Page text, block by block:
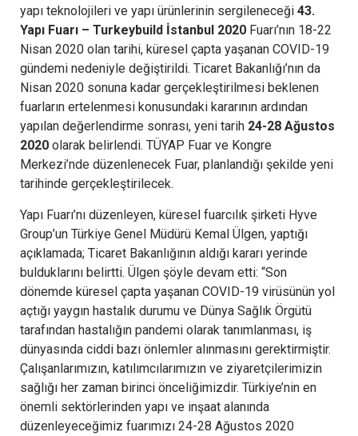
yapı teknolojileri ve yapı ürünlerinin sergileneceği 43.
Yapı Fuarı – Turkeybuild İstanbul 2020 Fuarı’nın 18-22
Nisan 2020 olan tarihi, küresel çapta yaşanan COVID-19
gündemi nedeniyle değiştirildi. Ticaret Bakanlığı’nın da
Nisan 2020 sonuna kadar gerçekleştirilmesi beklenen
fuarların ertelenmesi konusundaki kararının ardından
yapılan değerlendirme sonrası, yeni tarih 24-28 Ağustos
2020 olarak belirlendi. TÜYAP Fuar ve Kongre
Merkezi’nde düzenlenecek Fuar, planlandığı şekilde yeni
tarihinde gerçekleştirilecek.
Yapı Fuarı’nı düzenleyen, küresel fuarcılık şirketi Hyve
Group’un Türkiye Genel Müdürü Kemal Ülgen, yaptığı
açıklamada; Ticaret Bakanlığının aldığı kararı yerinde
bulduklarını belirtti. Ülgen şöyle devam etti: “Son
dönemde küresel çapta yaşanan COVID-19 virüsünün yol
açtığı yaygın hastalık durumu ve Dünya Sağlık Örgütü
tarafından hastalığın pandemi olarak tanımlanması, iş
dünyasında ciddi bazı önlemler alınmasını gerektirmiştir.
Çalışanlarımızın, katılımcılarımızın ve ziyaretçilerimizin
sağlığı her zaman birinci önceliğimizdir. Türkiye’nin en
önemli sektörlerinden yapı ve inşaat alanında
düzenleyeceğimiz fuarımızı 24-28 Ağustos 2020